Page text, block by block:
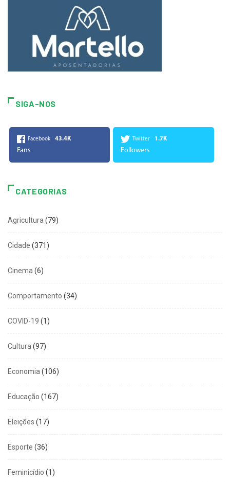
SIGA-NOS
Facebook 43.4K
Fans
Twitter 1.7K
Followers
CATEGORIAS
Agricultura(79)
Cidade (371)
Cinema(6)
Comportamento (34)
COVID-19 (1)
Cultura(97)
Economia(106)
Educação (167)
Eleições (17)
Esporte (36)
Feminicídio (1)